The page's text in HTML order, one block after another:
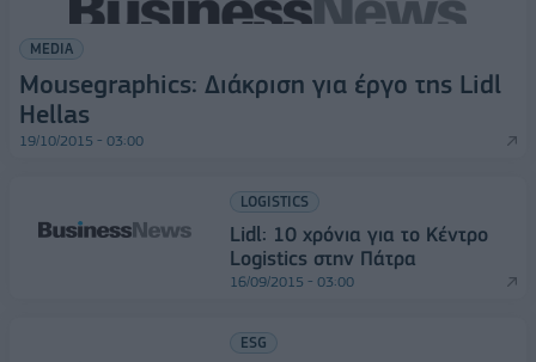
MEDIA
Mousegraphics: Διάκριση για έργο της Lidl
Hellas
19/10/2015 - 03:00
LOGISTICS
Lidl: 10 χρόνια για το Κέντρο
Logistics στην Πάτρα
16/09/2015 - 03:00
ESG